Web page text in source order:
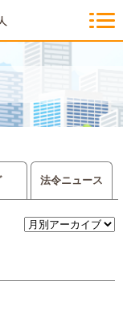
法令ニュース
介
・経営理念・アイリス
アクセスマップ
人各種手続き
申請